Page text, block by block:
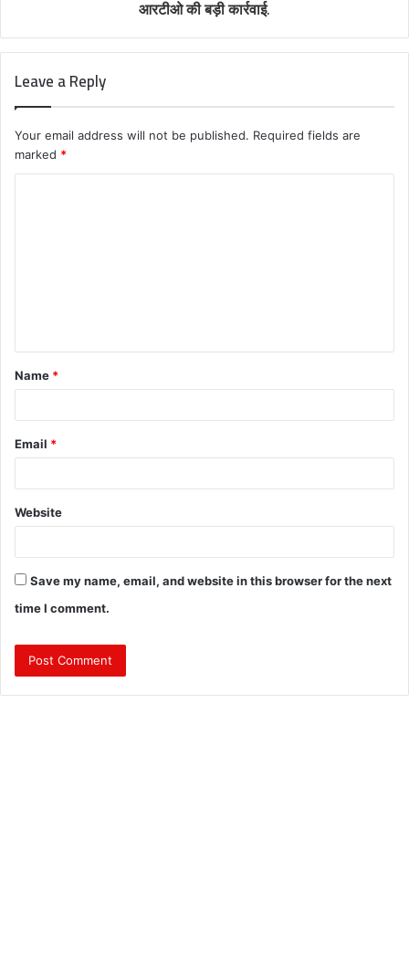
आरटीओ की बड़ी कार्रवाई.
Leave a Reply
Your email address will not be published. Required fields are
marked *
t
*
Name *
Email *
Website
Save my name, email, and website in this browser for the next
time I comment.